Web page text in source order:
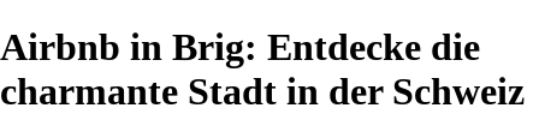
Airbnb in Brig: Entdecke die
charmante Stadt in der Schweiz